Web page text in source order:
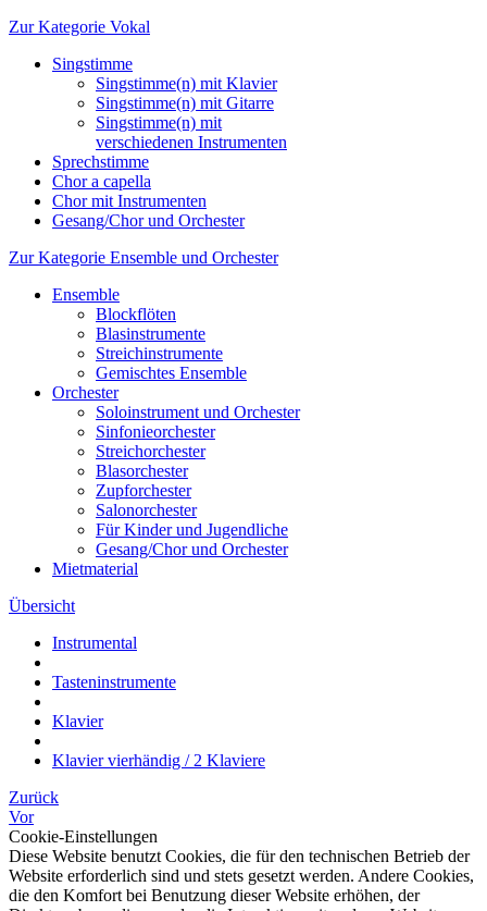
Zur Kategorie Vokal
Singstimme
Singstimme(n) mit Klavier
Singstimme(n) mit Gitarre
Singstimme(n) mit
verschiedenen Instrumenten
Sprechstimme
Chor a capella
Chor mit Instrumenten
Gesang/Chor und Orchester
Zur Kategorie Ensemble und Orchester
Ensemble
Blockflöten
Blasinstrumente
Streichinstrumente
Gemischtes Ensemble
Orchester
Soloinstrument und Orchester
Sinfonieorchester
Streichorchester
Blasorchester
Zupforchester
Salonorchester
Für Kinder und Jugendliche
Gesang/Chor und Orchester
Mietmaterial
Übersicht
Instrumental
Tasteninstrumente
Klavier
Klavier vierhändig / 2 Klaviere
Zurück
Vor
Cookie-Einstellungen
Diese Website benutzt Cookies, die für den technischen Betrieb der
Website erforderlich sind und stets gesetzt werden. Andere Cookies,
die den Komfort bei Benutzung dieser Website erhöhen, der